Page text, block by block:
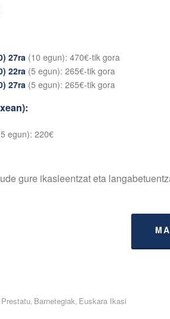
27ra (10 egun): 470€-tik gora
22ra (5 egun): 265€-tik gora
27ra (5 egun): 265€-tik gora
egun): 220€
gure ikasleentzat eta
Barnetegiak Euskara Ikasi